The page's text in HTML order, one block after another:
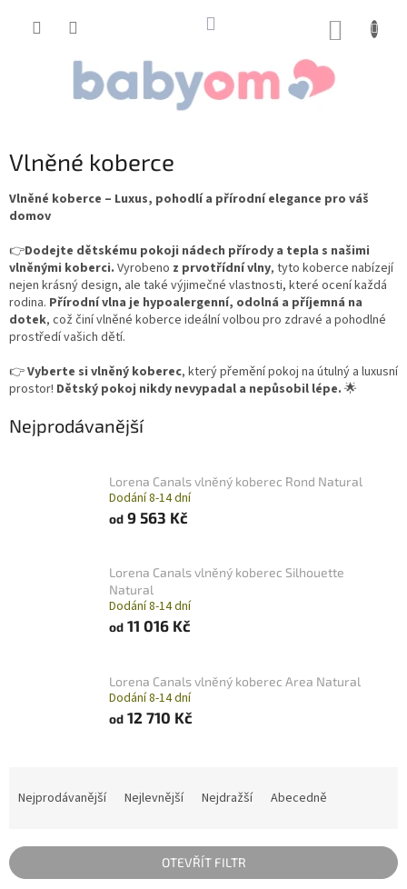
Vlněné koberce
Vlněné koberce – Luxus, pohodlí a přírodní elegance pro váš
domov
👉Dodejte dětskému pokoji nádech přírody a tepla s našimi
vlněnými koberci. Vyrobeno z prvotřídní vlny, tyto koberce nabízejí
nejen krásný design, ale také výjimečné vlastnosti, které ocení každá
rodina. Přírodní vlna je hypoalergenní, odolná a příjemná na
dotek, což činí vlněné koberce ideální volbou pro zdravé a pohodlné
prostředí vašich dětí.
👉Vyberte si vlněný koberec, který přemění pokoj na útulný a luxusní
prostor! Dětský pokoj nikdy nevypadal a nepůsobil lépe. 🌟
Nejprodávanější
Lorena Canals vlněný koberec Rond Natural
Dodání 8-14 dní
od 9 563 Kč
Lorena Canals vlněný koberec Silhouette
Natural
Dodání 8-14 dní
od 11 016 Kč
Lorena Canals vlněný koberec Area Natural
Dodání 8-14 dní
od 12 710 Kč
n
í
Nejprodávanější Nejlevnější Nejdražší Abecedně
OTEVŘÍT FILTR